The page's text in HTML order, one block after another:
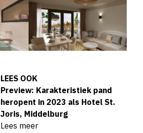
LEES OOK
Preview: Karakteristiek pand
heropent in 2023 als Hotel St.
Joris, Middelburg
Lees meer